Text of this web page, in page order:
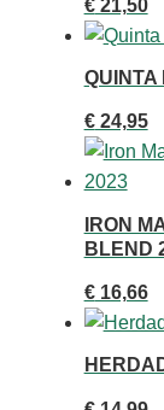
€21,50
QUINTA
€24,95
IRON
BLEND
€16,66